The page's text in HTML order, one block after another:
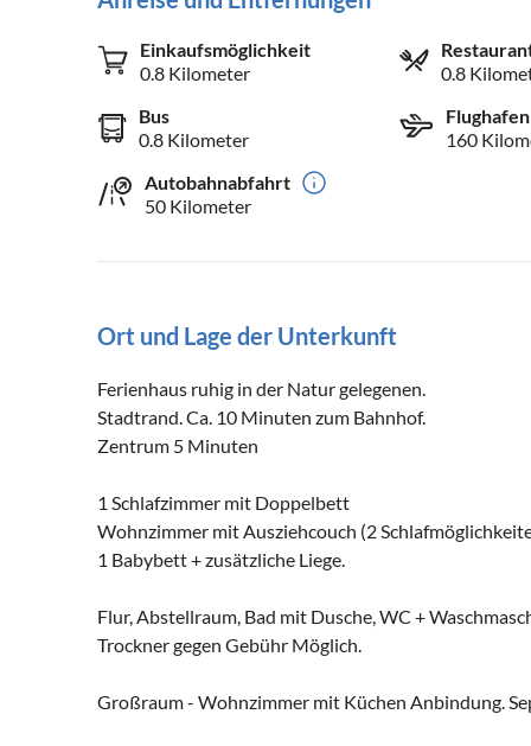
Einkaufsmöglichkeit
0.8 Kilometer
0.8
Bus
0.8 Kilometer
Flughafen
160
Autobahnabfahrt
50 Kilometer
Ort und Lage der Unterkunft
Ferienhaus ruhig in der Natur gelegenen.
Stadtrand. Ca. 10 Minuten zum Bahnhof.
Zentrum 5 Minuten
1 Schlafzimmer mit Doppelbett
Wohnzimmer mit Ausziehcouch (2
1 Babybett + zusätzliche Liege.
Flur, Abstellraum, Bad mit Dusche, WC +
Trockner gegen Gebühr Möglich.
Großraum - Wohnzimmer mit Küchen Anbindung.